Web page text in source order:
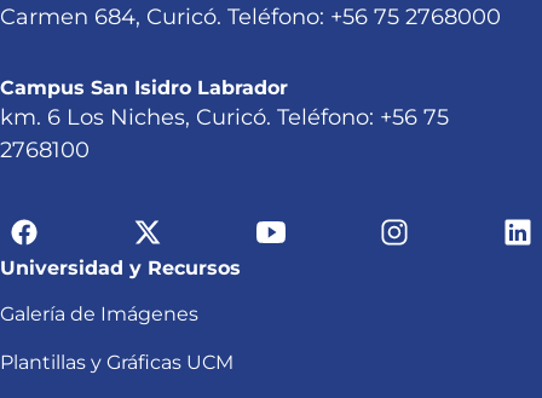
Carmen 684, Curicó. Teléfono: +56 75 2768000
Campus San Isidro Labrador
km. 6 Los Niches, Curicó. Teléfono: +56 75
2768100
Universidad y Recursos
Galería de Imágenes
Plantillas y Gráficas UCM